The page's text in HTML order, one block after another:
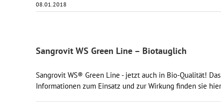
08.01.2018
Sangrovit WS Green Line – Biotauglich
Sangrovit WS® Green Line - jetzt auch in Bio-Qualität!
Informationen zum Einsatz und zur Wirkung finden sie